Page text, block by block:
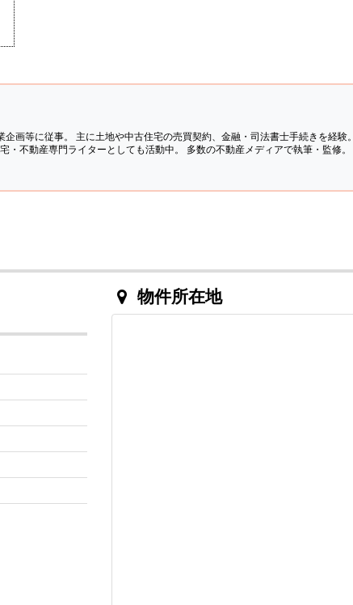
画等に従事。 主に土地や中古住宅の売買契約、金融・司法書士手続きを経験。
不動産専門ライターとしても活動中。 多数の不動産メディアで執筆・監修。
物件所在地